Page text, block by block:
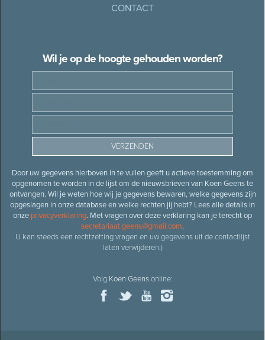
CONTACT
Wil je op de hoogte gehouden worden?
Door uw gegevens hierboven in te vullen geeft u actieve toestemming om
opgenomen te worden in de lijst om de nieuwsbrieven van Koen Geens te
ontvangen. Wil je weten hoe wij je gegevens bewaren, welke gegevens zijn
opgeslagen in onze database en welke rechten jij hebt? Lees alle details in
onze privacyverklaring. Met vragen over deze verklaring kan je terecht op
secretariaat.geens@gmail.com.
U kan steeds een rechtzetting vragen en uw gegevens uit de contactlijst
laten verwijderen.)
Volg Koen Geensonline: